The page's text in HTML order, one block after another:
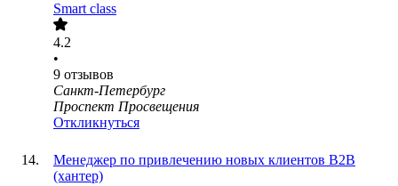
Smart class
4.2
•
9 отзывов
Санкт-Петербург
Проспект Просвещения
Откликнуться
Менеджер по привлечению новых клиентов В2В
(хантер)